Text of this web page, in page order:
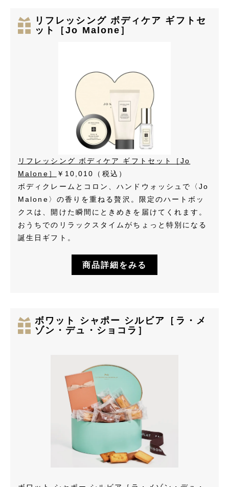
リフレッシング ボディケア ギフトセ
ット［Jo Malone］
リフレッシング ボディケア ギフトセット［Jo
Malone］
￥10,010（税込）
ボディクレームとコロン、ハンドウォッシュで〈Jo
Malone〉の香りを重ねる贅沢。限定のハートボッ
クスは、開けた瞬間にときめきを届けてくれます。
おうちでのリラックスタイムがちょっと特別になる
誕生日ギフト。
商品詳細をみる
ボワット シャポー シルビア［ラ・メ
ゾン・デュ・ショコラ］